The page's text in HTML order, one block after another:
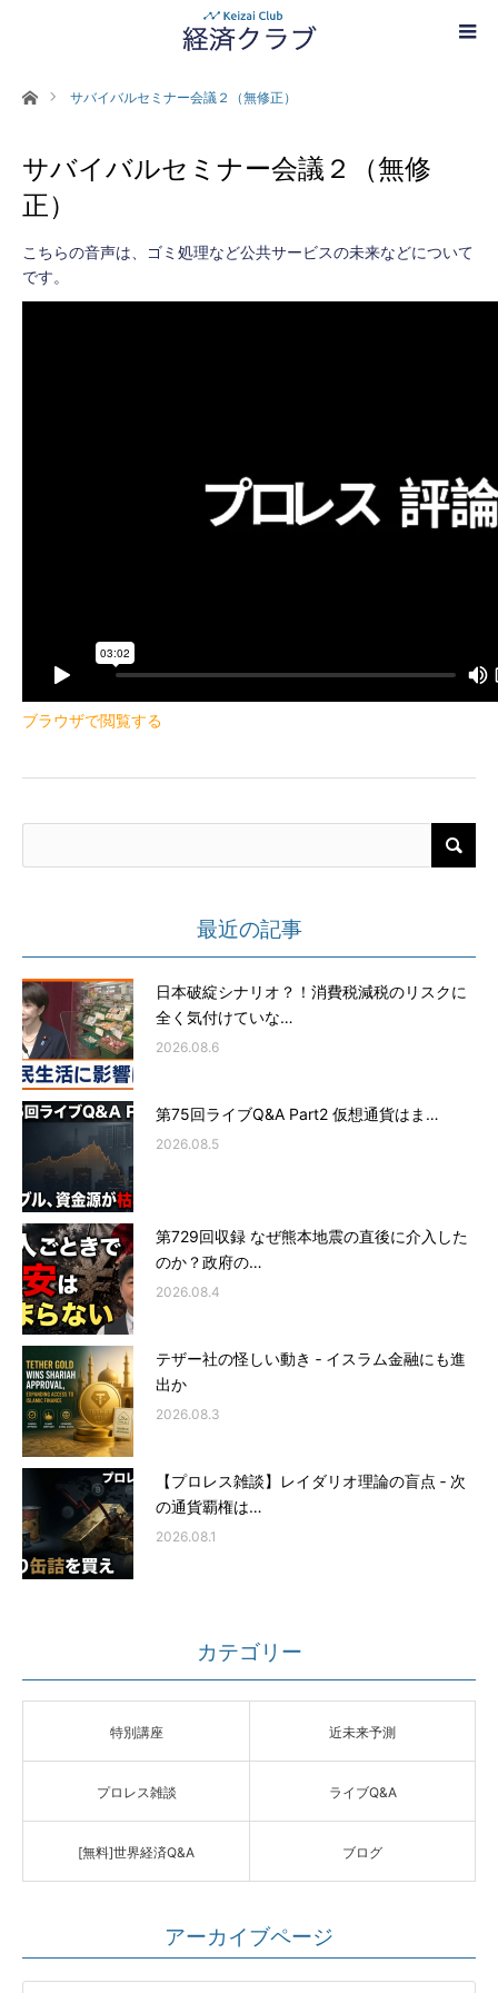
ホームサバイバルセミナー会議２（無修正）
サバイバルセミナー会議２（無修
正）
こちらの音声は、ゴミ処理など公共サービスの未来などについて
です。
ブラウザで閲覧する
最近の記事
日本破綻シナリオ？！消費税減税のリスクに
全く気付けていな…
2026.08.6
第75回ライブQ&A Part2 仮想通貨はま…
2026.08.5
第729回収録 なぜ熊本地震の直後に介入した
のか？政府の…
2026.08.4
テザー社の怪しい動き ‐ イスラム金融にも進
出か
2026.08.3
【プロレス雑談】レイダリオ理論の盲点 ‐ 次
の通貨覇権は…
2026.08.1
カテゴリー
特別講座 近未来予測
プロレス雑談 ライブQ&A
[無料]世界経済Q&A ブログ
アーカイブページ